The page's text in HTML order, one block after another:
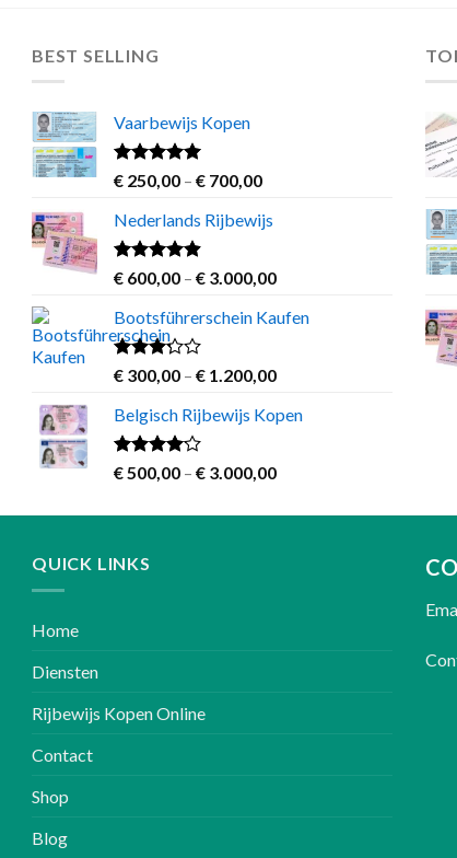
BEST SELLING
Vaarbewijs Kopen
Rated4.63
out of 5
€250,00 – €700,00Price
€ 250,00
€ 700,00
Nederlands Rijbewijs
Rated4.60
out of 5
€600,00 – €3.000,00Price
€ 600,00
€ 3.000,00
Bootsführerschein Kaufen
Rated
out of
5
€300,00 – €1.200,00Price
€ 300,00
€ 1.200,00
Belgisch Rijbewijs Kopen
Rated
out
€500,00 – €3.000,00Price
€ 500,00
QUICK LINKS
Home
Diensten
Rijbewijs Kopen Online
Contact
Shop
Blog